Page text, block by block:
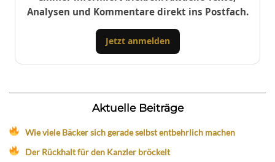
Analysen und Kommentare direkt ins Postfach.
Jetzt anmelden
Aktuelle Beiträge
Wie viele Bäcker sich gerade selbst entbehrlich machen
Der Rückhalt für den Kanzler bröckelt